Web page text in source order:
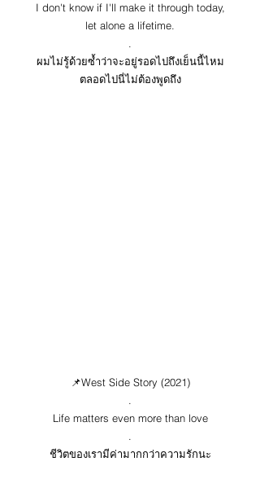
I don't know if I'll make it through today,
let alone a lifetime.
.
ผมไม่รู้ด้วยซ้ำว่าจะอยู่รอดไปถึงเย็นนี้ไหม
ตลอดไปนี่ไม่ต้องพูดถึง
📌West Side Story (2021)
.
Life matters even more than love
.
ชีวิตของเรามีค่ามากกว่าความรักนะ